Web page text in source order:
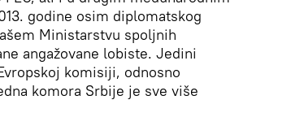
godine osim diplomatskog
Ministarstvu spoljnih
angažovane lobiste. Jedini
komisiji, odnosno
komora Srbije je sve više